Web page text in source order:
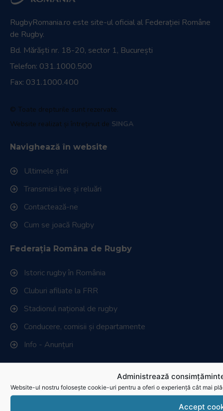
Administrează
Website-ul nostru folosește cookie-uri pentru a oferi o experiență cât mai
Accept
RugbyRomania.ro este site-ul oficial al Federației Române
de Rugby.
Bd. Mărăști nr. 18-20, sector 1, București
Telefon: 031.1000.500
Fax: 031.1000.400
© Toate drepturile sunt rezervate.
Website realizat și întreținut de SINGA
Navighează în website
Ultimele știri
Transmisii live și reluări
Contactează-ne
Cum se joacă Rugby
Federația Româna de Rugby
Istoric rugby în România
Cluburi afiliate la FRR
Stadionul național de rugby
Conducere, comisii și departamente
Info - Anunțuri
Download